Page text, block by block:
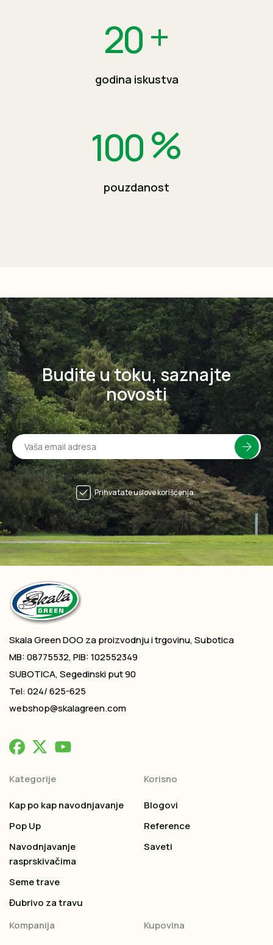
20+
godina iskustva
100%
pouzdanost
Budite u toku, saznajte
novosti
Prihvatate uslove korišćenja.
Skala Green DOO za proizvodnju i trgovinu, Subotica
MB: 08775532, PIB: 102552349
SUBOTICA, Segedinski put 90
Tel: 024/ 625-625
webshop@skalagreen.com
Kategorije
Kap po kap navodnjavanje
Pop Up
Navodnjavanje
rasprskivačima
Seme trave
Đubrivo za travu
Korisno
Blogovi
Reference
Saveti
Kompanija Kupovina